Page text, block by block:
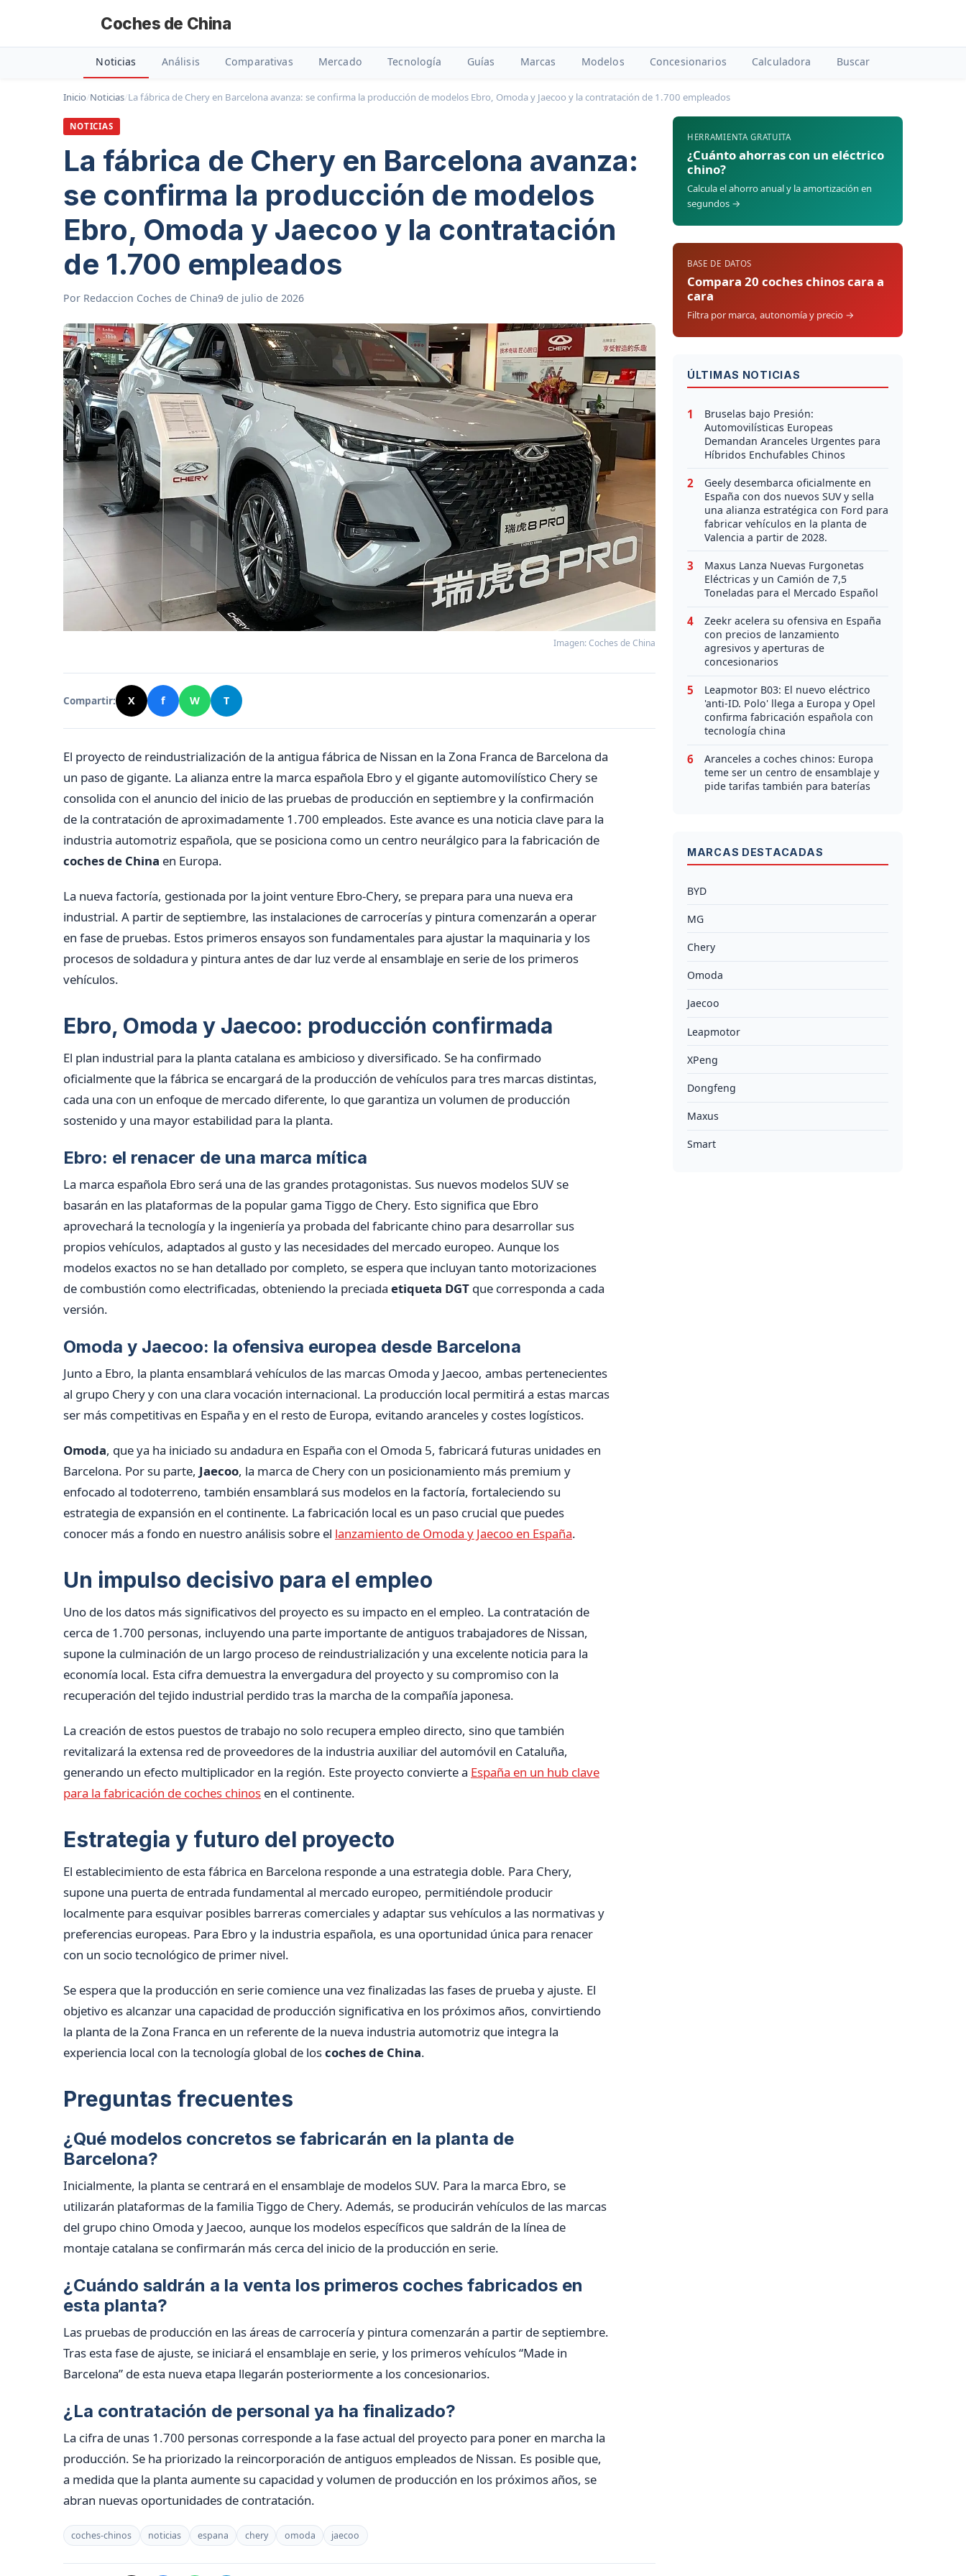
Coches de China
Noticias Análisis Comparativas Mercado Tecnología Guías Marcas Modelos Concesionarios Calculadora Buscar
Inicio/Noticias/La fábrica de Chery en Barcelona avanza: se confirma la producción de modelos Ebro, Omoda y Jaecoo y la contratación de 1.700 empleados
NOTICIAS
La fábrica de Chery en Barcelona avanza:
se confirma la producción de modelos
Ebro, Omoda y Jaecoo y la contratación
de 1.700 empleados
Por Redaccion Coches de China9 de julio de 2026
Imagen: Coches de China
Compartir: X f W T
El proyecto de reindustrialización de la antigua fábrica de Nissan en la Zona Franca de Barcelona da
un paso de gigante. La alianza entre la marca española Ebro y el gigante automovilístico Chery se
consolida con el anuncio del inicio de las pruebas de producción en septiembre y la confirmación
de la contratación de aproximadamente 1.700 empleados. Este avance es una noticia clave para la
industria automotriz española, que se posiciona como un centro neurálgico para la fabricación de
coches de China en Europa.
La nueva factoría, gestionada por la joint venture Ebro-Chery, se prepara para una nueva era
industrial. A partir de septiembre, las instalaciones de carrocerías y pintura comenzarán a operar
en fase de pruebas. Estos primeros ensayos son fundamentales para ajustar la maquinaria y los
procesos de soldadura y pintura antes de dar luz verde al ensamblaje en serie de los primeros
vehículos.
Ebro, Omoda y Jaecoo: producción confirmada
El plan industrial para la planta catalana es ambicioso y diversificado. Se ha confirmado
oficialmente que la fábrica se encargará de la producción de vehículos para tres marcas distintas,
cada una con un enfoque de mercado diferente, lo que garantiza un volumen de producción
sostenido y una mayor estabilidad para la planta.
Ebro: el renacer de una marca mítica
La marca española Ebro será una de las grandes protagonistas. Sus nuevos modelos SUV se
basarán en las plataformas de la popular gama Tiggo de Chery. Esto significa que Ebro
aprovechará la tecnología y la ingeniería ya probada del fabricante chino para desarrollar sus
propios vehículos, adaptados al gusto y las necesidades del mercado europeo. Aunque los
modelos exactos no se han detallado por completo, se espera que incluyan tanto motorizaciones
de combustión como electrificadas, obteniendo la preciada etiqueta DGT que corresponda a cada
versión.
Omoda y Jaecoo: la ofensiva europea desde Barcelona
Junto a Ebro, la planta ensamblará vehículos de las marcas Omoda y Jaecoo, ambas pertenecientes
al grupo Chery y con una clara vocación internacional. La producción local permitirá a estas marcas
ser más competitivas en España y en el resto de Europa, evitando aranceles y costes logísticos.
Omoda, que ya ha iniciado su andadura en España con el Omoda 5, fabricará futuras unidades en
Barcelona. Por su parte, Jaecoo, la marca de Chery con un posicionamiento más premium y
enfocado al todoterreno, también ensamblará sus modelos en la factoría, fortaleciendo su
estrategia de expansión en el continente. La fabricación local es un paso crucial que puedes
conocer más a fondo en nuestro análisis sobre el lanzamiento de Omoda y Jaecoo en España.
Un impulso decisivo para el empleo
Uno de los datos más significativos del proyecto es su impacto en el empleo. La contratación de
cerca de 1.700 personas, incluyendo una parte importante de antiguos trabajadores de Nissan,
supone la culminación de un largo proceso de reindustrialización y una excelente noticia para la
economía local. Esta cifra demuestra la envergadura del proyecto y su compromiso con la
recuperación del tejido industrial perdido tras la marcha de la compañía japonesa.
La creación de estos puestos de trabajo no solo recupera empleo directo, sino que también
revitalizará la extensa red de proveedores de la industria auxiliar del automóvil en Cataluña,
generando un efecto multiplicador en la región. Este proyecto convierte a España en un hub clave
para la fabricación de coches chinos en el continente.
Estrategia y futuro del proyecto
El establecimiento de esta fábrica en Barcelona responde a una estrategia doble. Para Chery,
supone una puerta de entrada fundamental al mercado europeo, permitiéndole producir
localmente para esquivar posibles barreras comerciales y adaptar sus vehículos a las normativas y
preferencias europeas. Para Ebro y la industria española, es una oportunidad única para renacer
con un socio tecnológico de primer nivel.
Se espera que la producción en serie comience una vez finalizadas las fases de prueba y ajuste. El
objetivo es alcanzar una capacidad de producción significativa en los próximos años, convirtiendo
la planta de la Zona Franca en un referente de la nueva industria automotriz que integra la
experiencia local con la tecnología global de loscoches de China.
Preguntas frecuentes
¿Qué modelos concretos se fabricarán en la planta de
Barcelona?
Inicialmente, la planta se centrará en el ensamblaje de modelos SUV. Para la marca Ebro, se
utilizarán plataformas de la familia Tiggo de Chery. Además, se producirán vehículos de las marcas
del grupo chino Omoda y Jaecoo, aunque los modelos específicos que saldrán de la línea de
montaje catalana se confirmarán más cerca del inicio de la producción en serie.
¿Cuándo saldrán a la venta los primeros coches fabricados en
esta planta?
Las pruebas de producción en las áreas de carrocería y pintura comenzarán a partir de septiembre.
Tras esta fase de ajuste, se iniciará el ensamblaje en serie, y los primeros vehículos “Made in
Barcelona” de esta nueva etapa llegarán posteriormente a los concesionarios.
¿La contratación de personal ya ha finalizado?
La cifra de unas 1.700 personas corresponde a la fase actual del proyecto para poner en marcha la
producción. Se ha priorizado la reincorporación de antiguos empleados de Nissan. Es posible que,
a medida que la planta aumente su capacidad y volumen de producción en los próximos años, se
abran nuevas oportunidades de contratación.
coches-chinos noticias espana chery omoda jaecoo
HERRAMIENTA GRATUITA
¿Cuánto ahorras con un eléctrico
chino?
Calcula el ahorro anual y la amortización en
segundos →
BASE DE DATOS
Compara 20 coches chinos cara a
cara
Filtra por marca, autonomía y precio →
ÚLTIMAS NOTICIAS
1
Bruselas bajo Presión:
Automovilísticas Europeas
Demandan Aranceles Urgentes para
Híbridos Enchufables Chinos
2
Geely desembarca oficialmente en
España con dos nuevos SUV y sella
una alianza estratégica con Ford para
fabricar vehículos en la planta de
Valencia a partir de 2028.
3
Maxus Lanza Nuevas Furgonetas
Eléctricas y un Camión de 7,5
Toneladas para el Mercado Español
4
Zeekr acelera su ofensiva en España
con precios de lanzamiento
agresivos y aperturas de
concesionarios
5
Leapmotor B03: El nuevo eléctrico
'anti-ID. Polo' llega a Europa y Opel
confirma fabricación española con
tecnología china
6
Aranceles a coches chinos: Europa
teme ser un centro de ensamblaje y
pide tarifas también para baterías
MARCAS DESTACADAS
BYD
MG
Chery
Omoda
Jaecoo
Leapmotor
XPeng
Dongfeng
Maxus
Smart